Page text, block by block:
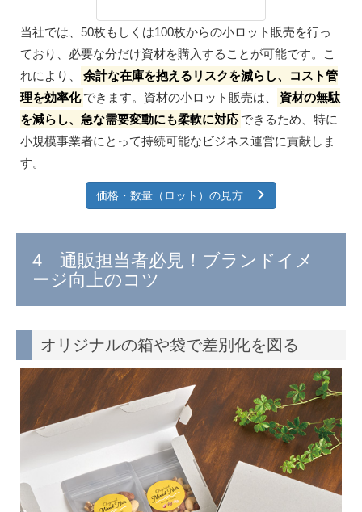
当社では、50枚もしくは100枚からの小ロット販売を行っ
ており、必要な分だけ資材を購入することが可能です。こ
れにより、
余計な在庫を抱えるリスクを減らし、コスト管
理を効率化 できます。資材の小ロット販売は、
資材の無駄
を減らし、急な需要変動にも柔軟に対応 できるため、特に
小規模事業者にとって持続可能なビジネス運営に貢献しま
す。
価格・数量（ロット）の見方
4 通販担当者必見！ブランドイメ
ージ向上のコツ
オリジナルの箱や袋で差別化を図る